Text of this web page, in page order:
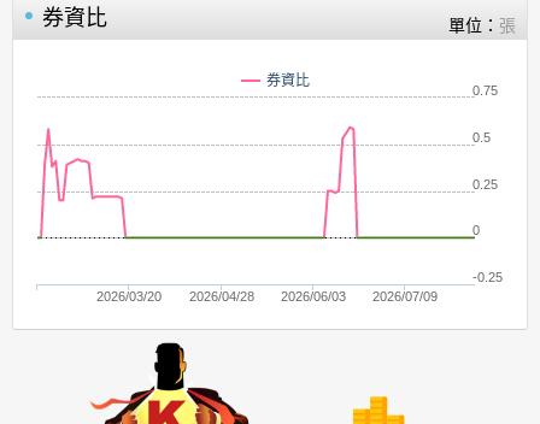
券資比 單位： 張
券資比
2026/03/20 2026/04/28 2026/06/03 2026/07/09
-0.25
0
0.25
0.5
0.75